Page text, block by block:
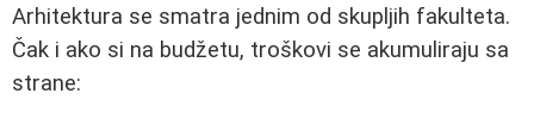
Arhitektura se smatra jednim od skupljih fakulteta.
Čak i ako si na budžetu, troškovi se akumuliraju sa
strane: